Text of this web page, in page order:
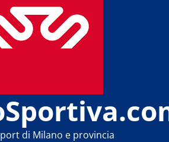
di Milano e provincia